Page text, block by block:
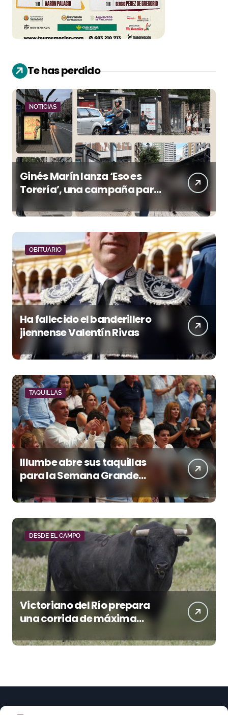
Te has perdido
NOTICIAS
Ginés Marín lanza ‘Eso es
Torería’, una campaña para
reivindicar los valores del
toreo más allá del ruedo
OBITUARIO
Ha fallecido el banderillero
jiennense Valentín Rivas
TAQUILLAS
Illumbe abre sus taquillas
para la Semana Grande
Donostiarra
DESDE EL CAMPO
Victoriano del Río prepara
una corrida de máxima
seriedad para Ciudad Real
(En Vídeo)